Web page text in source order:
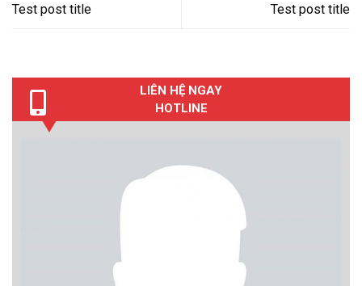
Test post title Test post title
LIÊN HỆ NGAY
HOTLINE